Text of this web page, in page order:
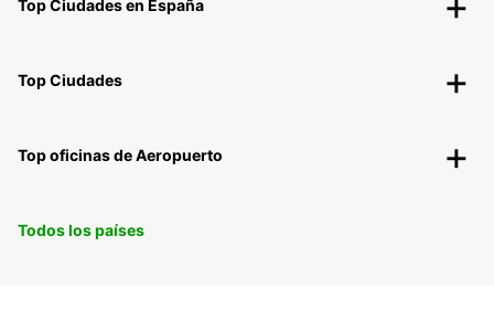
Top Ciudades en España
Top Ciudades
Top oficinas de Aeropuerto
Todos los países